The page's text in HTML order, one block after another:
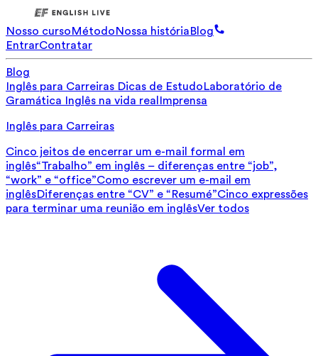
Nosso cursoMétodoNossa históriaBlog
EntrarContratar
Blog
Inglês para Carreiras Dicas de EstudoLaboratório de
Gramática Inglês na vida real Imprensa
Inglês para Carreiras
Cinco jeitos de encerrar um e-mail formal em
inglês“Trabalho” em inglês – diferenças entre “job”,
“work” e “office”Como escrever um e-mail em
inglêsDiferenças entre “CV” e “Resumé”Cinco expressões
para terminar uma reunião em inglêsVer todos